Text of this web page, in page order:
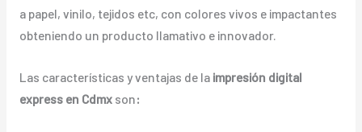
a papel, vinilo, tejidos etc, con colores vivos e impactantes
obteniendo un producto llamativo e innovador.
Las características y ventajas de la impresión digital
express en Cdmx son: